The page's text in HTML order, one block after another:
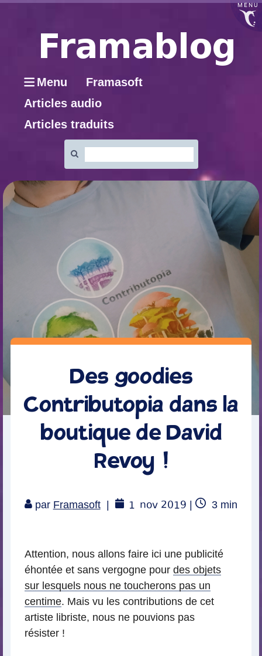
MENU
Menu
Framasoft
Articles audio
Articles traduits
:
Des goodies
Contributopia dans la
boutique de David
Revoy !
par Framasoft 1 nov 2019 |
Temps
3 min
Attention, nous allons faire ici une publicité
éhontée et sans vergogne pour des objets
sur lesquels nous ne toucherons pas un
centime. Mais vu les contributions de cet
artiste libriste, nous ne pouvions pas
résister !